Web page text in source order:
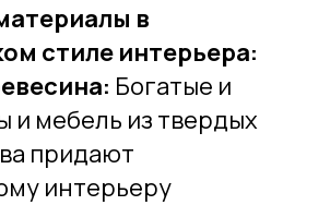
в
стиле интерьера:
Богатые и
и мебель из твердых
придают
интерьеру